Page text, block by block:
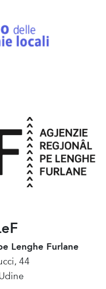
Lenghe Furlane
44